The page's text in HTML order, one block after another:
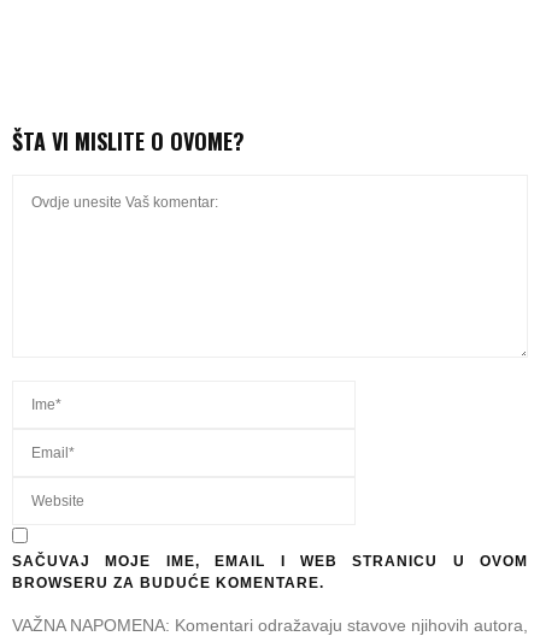
ŠTA VI MISLITE O OVOME?
SAČUVAJ MOJE IME, EMAIL I WEB STRANICU U OVOM
BROWSERU ZA BUDUĆE KOMENTARE.
VAŽNA NAPOMENA: Komentari odražavaju stavove njihovih autora,